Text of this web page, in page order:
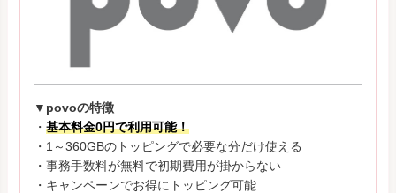
▼povoの特徴
・ 基本料金0円で利用可能！
・1～360GBのトッピングで必要な分だけ使える
・事務手数料が無料で初期費用が掛からない
・キャンペーンでお得にトッピング可能